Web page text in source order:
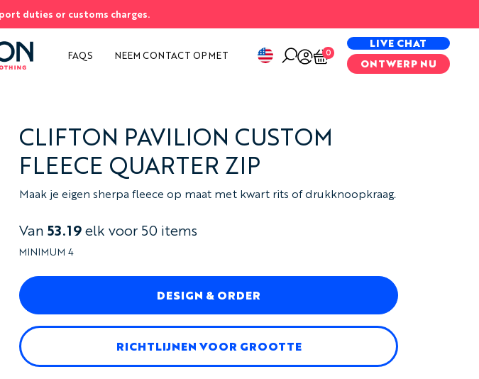
duties or customs charges.
FAQS NEEM CONTACT OP MET 0
LIVE CHAT
ONTWERP NU
SPECIAL PROJECTS
CLIFTON PAVILION CUSTOM
FLEECE QUARTER ZIP
Maak je eigen sherpa fleece op maat met kwart rits of drukknoopkraag.
Van 53.19elk voor 50 items
MINIMUM 4
DESIGN & ORDER
RICHTLIJNEN VOOR GROOTTE